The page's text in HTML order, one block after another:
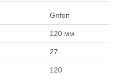
Grifon
120 мм
27
120